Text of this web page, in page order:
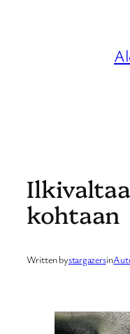
kohtaan
Written bystargazersin